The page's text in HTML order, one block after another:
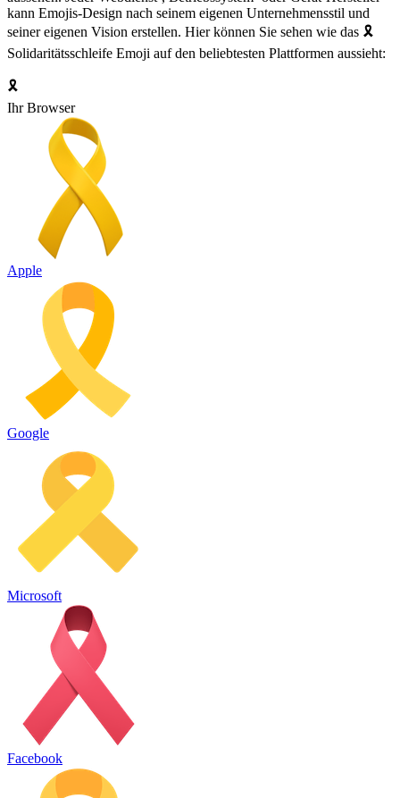
kann Emojis-Design nach seinem eigenen Unternehmensstil und
seiner eigenen Vision erstellen. Hier können Sie sehen wie das 🎗️
Solidaritätsschleife Emoji auf den beliebtesten Plattformen aussieht:
🎗️
Ihr Browser
Apple
Google
Microsoft
Facebook